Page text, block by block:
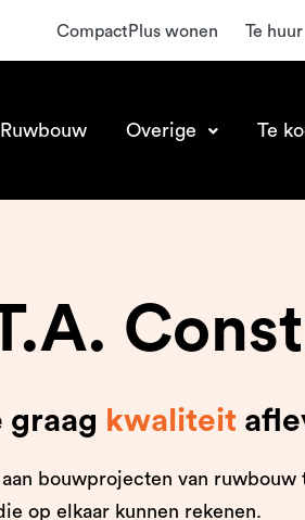
CompactPlus wonen Te huur
Ruwbouw Overige Te
graag kwaliteit
bouwprojecten van
op elkaar kunnen rekenen.